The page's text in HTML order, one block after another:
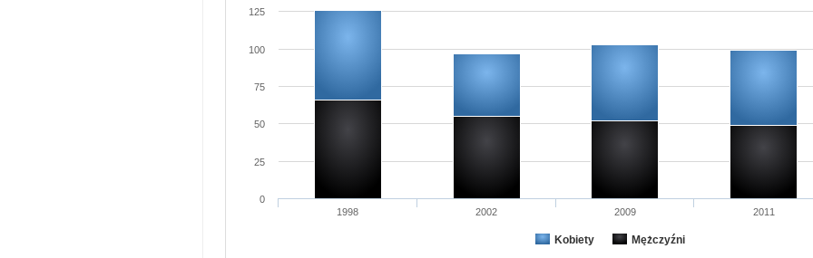
Kobiety Mężczyźni
1998 2002 2009 2011
0
25
50
75
100
125